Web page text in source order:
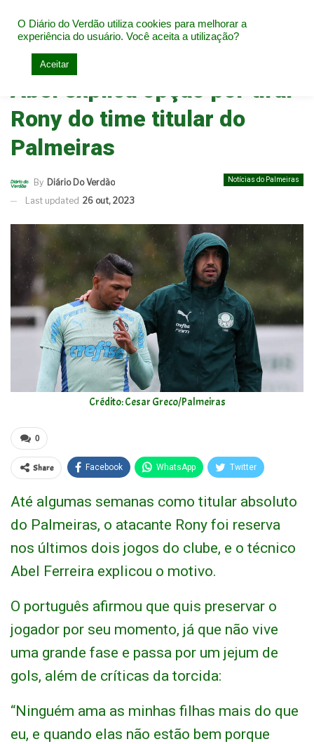
Home Notícias do Palmeiras
Abel explica opção por tirar
Rony do time titular do
Palmeiras
Notícias do Palmeiras
By Diário Do Verdão
Last updated 26 out, 2023
Crédito: Cesar Greco/Palmeiras
0
Share Facebook WhatsApp Twitter
Até algumas semanas como titular absoluto
do Palmeiras, o atacante Rony foi reserva
nos últimos dois jogos do clube, e o técnico
Abel Ferreira explicou o motivo.
O português afirmou que quis preservar o
jogador por seu momento, já que não vive
uma grande fase e passa por um jejum de
gols, além de críticas da torcida:
“Ninguém ama as minhas filhas mais do que
eu, e quando elas não estão bem porque
O Diário do Verdão utiliza cookies para melhorar a
experiência do usuário. Você aceita a utilização?
Aceitar